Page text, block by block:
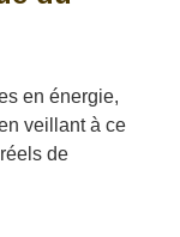
en énergie,
veillant à ce
de